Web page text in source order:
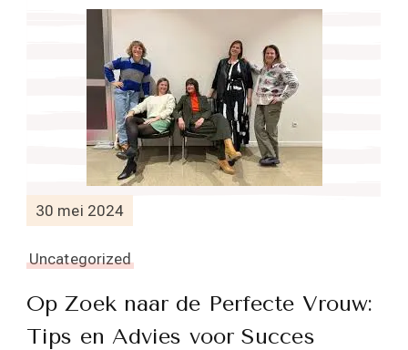
30 mei 2024
Uncategorized
Op Zoek naar de Perfecte Vrouw:
Tips en Advies voor Succes